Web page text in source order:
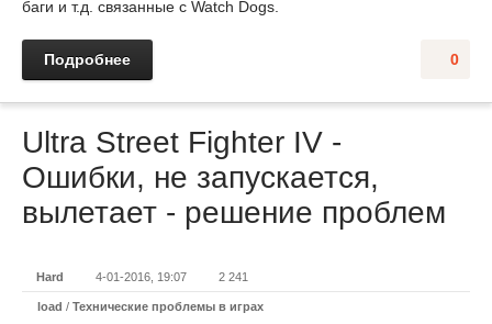
баги и т.д. связанные с Watch Dogs.
0
Подробнее
Ultra Street Fighter IV -
Ошибки, не запускается,
вылетает - решение проблем
Hard 4-01-2016, 19:07 2 241
load / Технические проблемы в играх